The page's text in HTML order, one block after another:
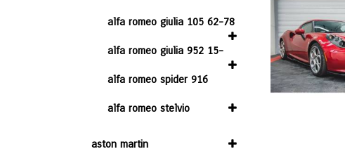
alfa romeo giulia 105 62-78
alfa romeo giulia 952 15-
alfa romeo spider 916
alfa romeo stelvio
aston martin